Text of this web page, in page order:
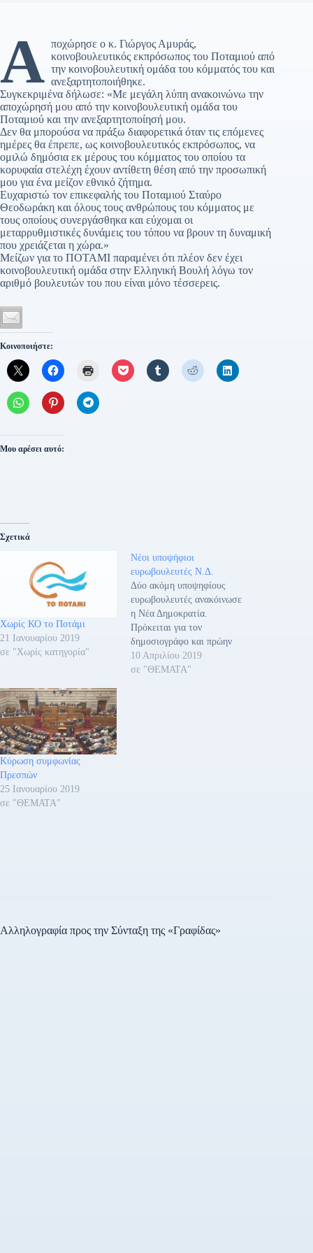
Α ποχώρησε ο κ. Γιώργος Αμυράς,
κοινοβουλευτικός εκπρόσωπος του Ποταμιού από
την κοινοβουλευτική ομάδα του κόμματός του και
ανεξαρτητοποιήθηκε.
Συγκεκριμένα δήλωσε: «Με μεγάλη λύπη ανακοινώνω την
αποχώρησή μου από την κοινοβουλευτική ομάδα του
Ποταμιού και την ανεξαρτητοποίησή μου.
Δεν θα μπορούσα να πράξω διαφορετικά όταν τις επόμενες
ημέρες θα έπρεπε, ως κοινοβουλευτικός εκπρόσωπος, να
ομιλώ δημόσια εκ μέρους του κόμματος του οποίου τα
κορυφαία στελέχη έχουν αντίθετη θέση από την προσωπική
μου για ένα μείζον εθνικό ζήτημα.
Ευχαριστώ τον επικεφαλής του Ποταμιού Σταύρο
Θεοδωράκη και όλους τους ανθρώπους του κόμματος με
τους οποίους συνεργάσθηκα και εύχομαι οι
μεταρρυθμιστικές δυνάμεις του τόπου να βρουν τη δυναμική
που χρειάζεται η χώρα.»
Μείζων για το ΠΟΤΑΜΙ παραμένει ότι πλέον δεν έχει
κοινοβουλευτική ομάδα στην Ελληνική Βουλή λόγω τον
αριθμό βουλευτών του που είναι μόνο τέσσερεις.
Κοινοποιήστε:
Μου αρέσει αυτό:
Σχετικά
Χωρίς ΚΟ το Ποτάμι
21 Ιανουαρίου 2019
σε "Χωρίς κατηγορία"
Νέοι υποψήφιοι
ευρωβουλευτές Ν.Δ.
Δύο ακόμη υποψηφίους
ευρωβουλευτές ανακόινωσε
η Νέα Δημοκρατία.
Πρόκειται για τον
δημοσιογράφο και πρώην
βουλευτή κ. Γιώργο Αμυρά
και την οδοντίατρο και
10 Απριλίου 2019
σε "ΘΕΜΑΤΑ"
Κύρωση συμφωνίας
Πρεσπών
25 Ιανουαρίου 2019
σε "ΘΕΜΑΤΑ"
Αλληλογραφία προς την Σύνταξη της «Γραφίδας»